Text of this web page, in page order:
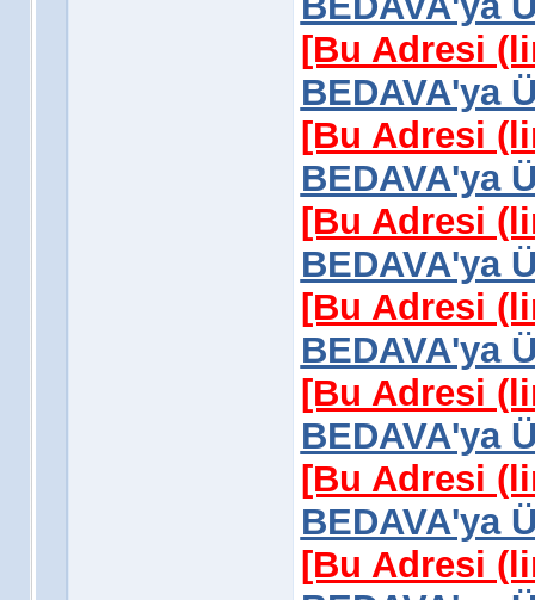
[Bu Adresi
BEDAVA'ya
[Bu Adresi
BEDAVA'ya
[Bu Adresi
BEDAVA'ya
[Bu Adresi
BEDAVA'ya
[Bu Adresi
BEDAVA'ya
[Bu Adresi
BEDAVA'ya
[Bu Adresi